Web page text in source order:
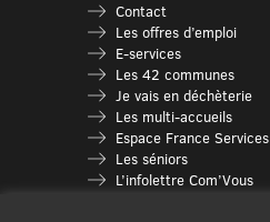
Contact
Les offres d’emploi
E-services
Les 42 communes
Je vais en déchèterie
Les multi-accueils
Espace France Services
Les séniors
L’infolettre Com’Vous